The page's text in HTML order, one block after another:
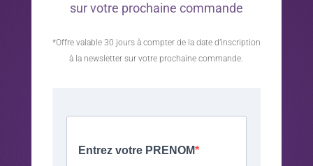
sur votre prochaine commande
*Offre valable 30 jours à compter de la date d’inscription
à la newsletter sur votre prochaine commande.